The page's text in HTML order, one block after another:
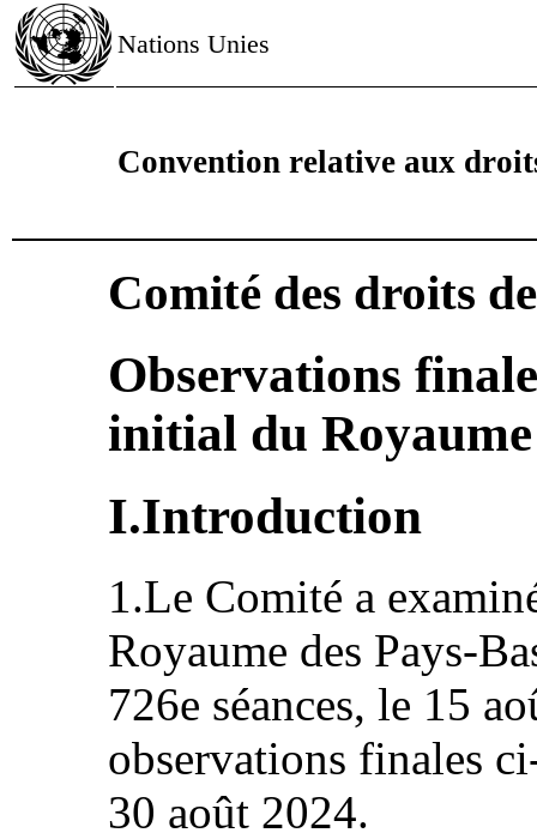
Nations Unies
Convention relative aux
Comité des droits
Observations
initial du
I.Introduction
1.Le Comité a
Royaume des Pays-
726e séances, le 15
observations finales
30 août 2024.